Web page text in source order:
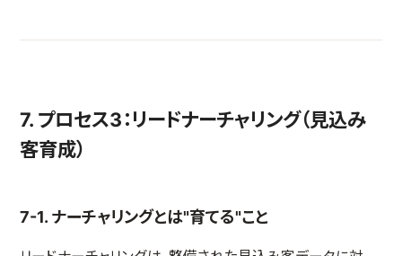
7. プロセス3：リードナーチャリング（見込み
客育成）
7-1. ナーチャリングとは"育てる"こと